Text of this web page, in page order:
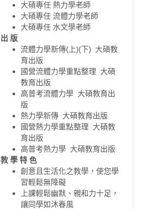
大碩專任 熱力學老師
大碩專任 流體力學老師
大碩專任 水文學老師
出 版
流體力學新傳(上)(下) 大碩教
育出版
國營流體力學重點整理 大碩
教育出版
高普考流體力學 大碩教育出
版
熱力學新傳 大碩教育出版
國營熱力學重點整理 大碩教
育出版
高普考熱力學 大碩教育出版
教 學 特 色
創意且生活化之教學，使您學
習輕鬆無障礙
上課輕鬆幽默、親和力十足，
讓同學如沐春風